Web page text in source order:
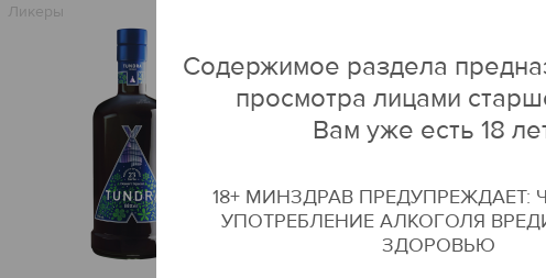
Ликеры
Содержимое раздела
просмотра лицами
Вам уже есть 18
18+ МИНЗДРАВ ПРЕДУПРЕЖДАЕТ:
УПОТРЕБЛЕНИЕ АЛКОГОЛЯ
ЗДОРОВЬЮ